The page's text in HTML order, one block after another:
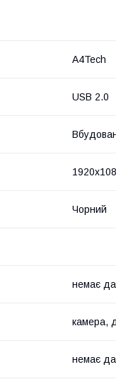
A4Tech
USB 2.0
Чорний
немає
камера,
немає